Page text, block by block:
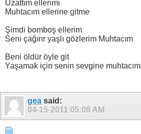
Uzattım ellerimi
Muhtacım ellerine gitme
Şimdi bomboş ellerim
Seni çağırır yaşlı gözlerim Muhtacım
Beni öldür öyle git
Yaşamak için senin sevgine muhtacım
gea said:
04-15-2011 05:08 AM